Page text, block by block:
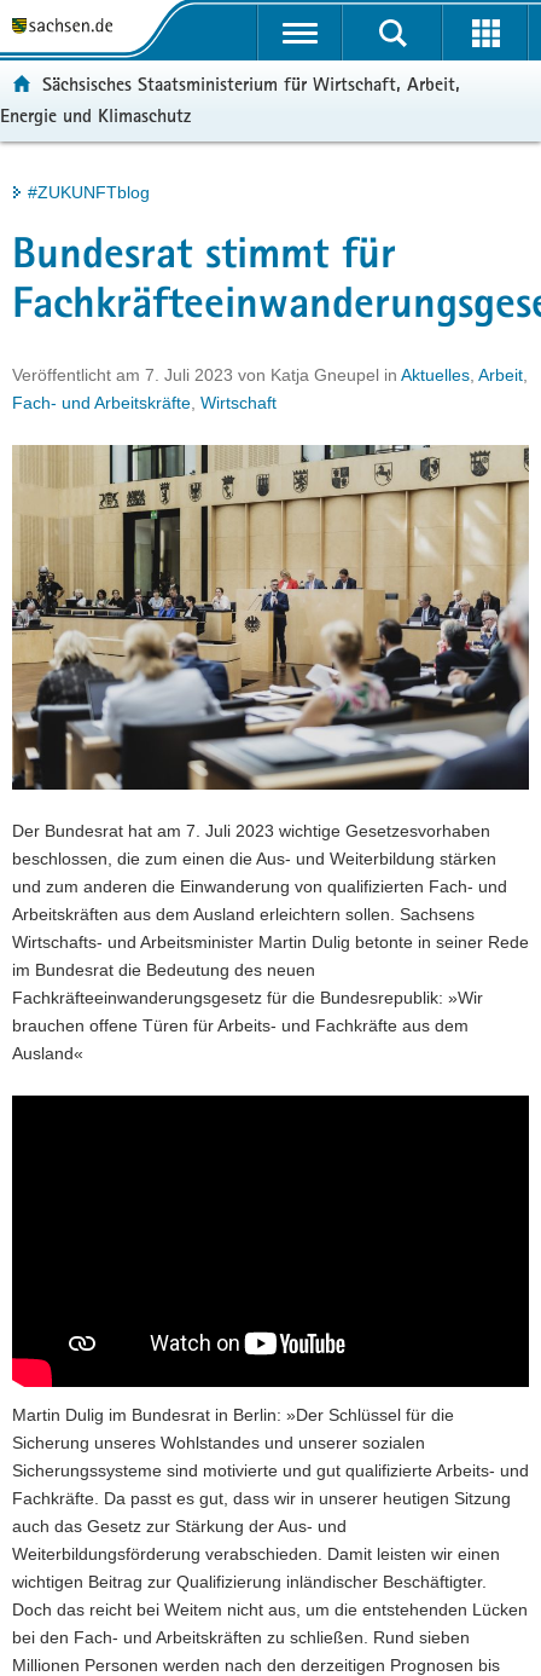
t
a
l
e
r
g
i
f
e
v
i
a
t
i
o
n
u
p
t
h
a
l
e
r
v
e
Portalübergreifende
Sächsisches Staatsministerium für Wirtschaft, Arbeit,
Energie und Klimaschutz
Hauptinhalt
#ZUKUNFTblog
Bundesrat stimmt für
Veröffentlicht am 7. Juli 2023 von Katja Gneupel in Aktuelles Arbeit
Fach- und Arbeitskräfte Wirtschaft
Der Bundesrat hat am 7. Juli 2023 wichtige Gesetzesvorhaben
beschlossen, die zum einen die Aus- und Weiterbildung stärken
und zum anderen die Einwanderung von qualifizierten Fach- und
Arbeitskräften aus dem Ausland erleichtern sollen. Sachsens
Wirtschafts- und Arbeitsminister Martin Dulig betonte in seiner Rede
im Bundesrat die Bedeutung des neuen
Fachkräfteeinwanderungsgesetz für die Bundesrepublik: »Wir
brauchen offene Türen für Arbeits- und Fachkräfte aus dem
Ausland«
Martin Dulig im Bundesrat in Berlin: »Der Schlüssel für die
Sicherung unseres Wohlstandes und unserer sozialen
Sicherungssysteme sind motivierte und gut qualifizierte Arbeits- und
Fachkräfte. Da passt es gut, dass wir in unserer heutigen Sitzung
auch das Gesetz zur Stärkung der Aus- und
Weiterbildungsförderung verabschieden. Damit leisten wir einen
wichtigen Beitrag zur Qualifizierung inländischer Beschäftigter.
Doch das reicht bei Weitem nicht aus, um die entstehenden Lücken
bei den Fach- und Arbeitskräften zu schließen. Rund sieben
Millionen Personen werden nach den derzeitigen Prognosen bis